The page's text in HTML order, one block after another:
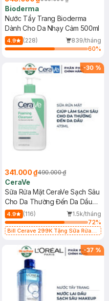
Bioderma
Nước Tẩy Trang Bioderma
Dành Cho Da Nhạy Cảm 500ml
4.9 (228)
839/tháng
60%
-30 %
341.000 ₫490.000 ₫
CeraVe
Sữa Rửa Mặt CeraVe Sạch Sâu
Cho Da Thường Đến Da Dầu
473ml
4.9 (116)
1.5k/tháng
72%
Bill Cerave 299K Tặng Sữa Rửa
-37 %